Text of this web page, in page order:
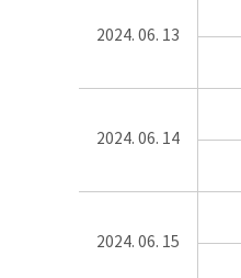
2024. 06. 13
2024. 06. 14
2024. 06. 15